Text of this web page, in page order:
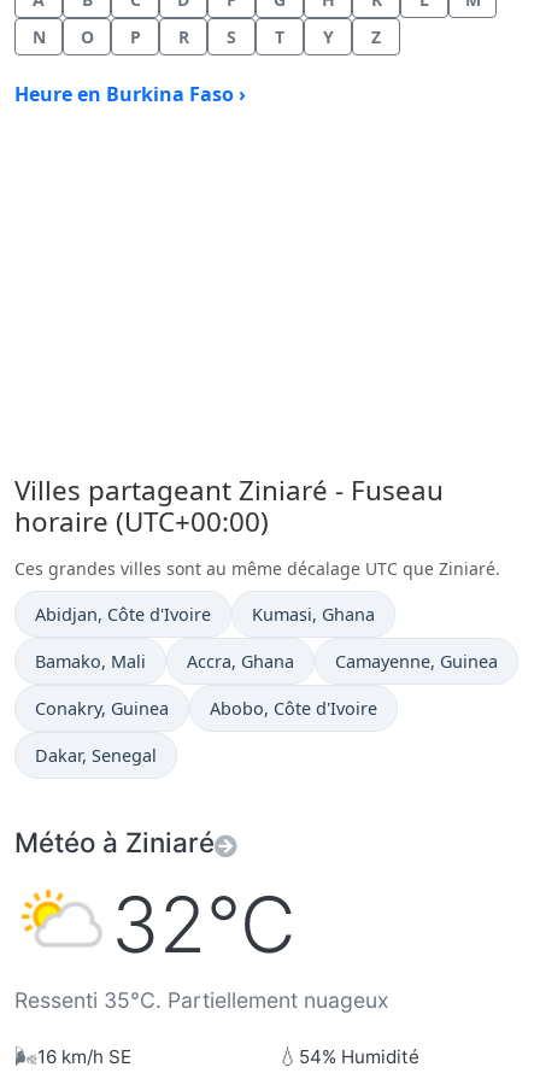
N
O P R S T Y Z
Heure en Burkina Faso ›
Villes partageant Ziniaré - Fuseau
horaire (UTC+00:00)
Ces grandes villes sont au même décalage UTC que Ziniaré.
Heure actuelle à
Abidjan, Côte d'Ivoire Heure actuelle à
Kumasi, Ghana
Heure actuelle à
Bamako, Mali Heure actuelle à
Accra, Ghana Heure actuelle à
Camayenne, Guinea
Heure actuelle à
Conakry, Guinea Heure actuelle à
Abobo, Côte d'Ivoire
Heure actuelle à
Dakar, Senegal
Météo à Ziniaré
32°C
Ressenti 35°C. Partiellement nuageux
🌬️16 km/h SE 💧 54% Humidité